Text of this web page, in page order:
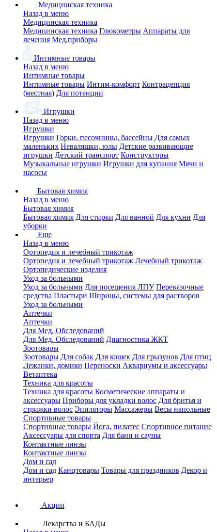
Медицинская техника
Назад в меню
Медицинская техника
Медицинская техника Глюкометры Аппараты для
лечения Мед.приборы
Интимные товары
Назад в меню
Интимные товары
Интимные товары Интим-комфорт Контрацепция
(местная) Для потенции
Игрушки
Назад в меню
Игрушки
Игрушки Горки, песочницы, бассейны Для самых
маленьких Неваляшки, юлы Детские развивающие
игрушки Детский транспорт Конструкторы
Музыкальные игрушки Игрушки для купания Мячи и
насосы
Бытовая химия
Назад в меню
Бытовая химия
Бытовая химия Для стирки Для ванной Для кухни Для
уборки
Еще
Назад в меню
Ортопедия и лечебный трикотаж
Ортопедия и лечебный трикотаж Лечебный трикотаж
Ортопедические изделия
Уход за больными
Уход за больными Для посещения ЛПУ Перевязочные
средства Пластыри Шприцы, системы для растворов
Уход за больными
Аптечки
Аптечки
Для Мед. Обследований
Для Мед. Обследований Диагностика ЖКТ
Зоотовары
Зоотовары Для собак Для кошек Для грызунов Для птиц
Лежанки, домики Переноски Аквариумы и аксессуары
Ветаптека
Техника для красоты
Техника для красоты Косметические аппараты и
аксессуары Приборы для укладки волос Для бритья и
стрижки волос Эпиляторы Массажеры Весы напольные
Спортивные товары
Спортивные товары Йога, пилатес Спортивное питание
Аксессуары для спорта Для бани и сауны
Контактные линзы
Контактные линзы
Дом и сад
Дом и сад Канцтовары Товары для праздников Декор и
интерьер
Акции
Лекарства и БАДы